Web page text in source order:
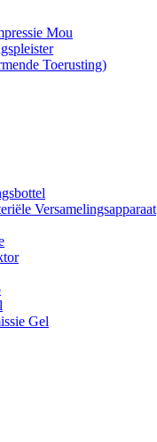
Mou
Toerusting)
Versamelingsapparaat
Gel